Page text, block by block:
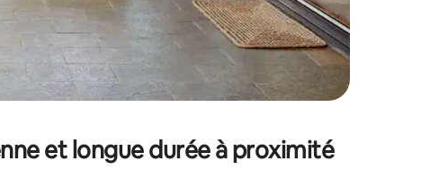
et longue durée à proximité